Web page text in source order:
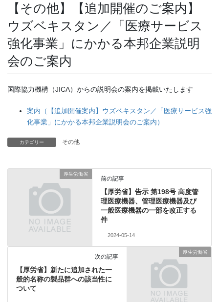
【その他】【追加開催のご案内】
ウズベキスタン／「医療サービス
強化事業」にかかる本邦企業説明
会のご案内
国際協力機構（JICA）からの説明会の案内を掲載いたします
案内（【追加開催案内】ウズベキスタン／「医療サービス強
化事業」にかかる本邦企業説明会のご案内）
カテゴリー その他
厚生労働省
前の記事
【厚労省】告示 第198号 高度管
理医療機器、管理医療機器及び
一般医療機器の一部を改正する
件
2024-05-14
厚生労働省
次の記事
【厚労省】新たに追加された一
般的名称の製品群への該当性に
ついて